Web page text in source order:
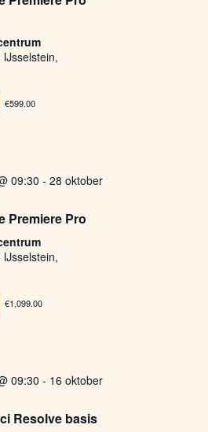
€599.00
09:30 - 28 oktober
Premiere Pro
€1,099.00
09:30 - 16 oktober
Resolve basis